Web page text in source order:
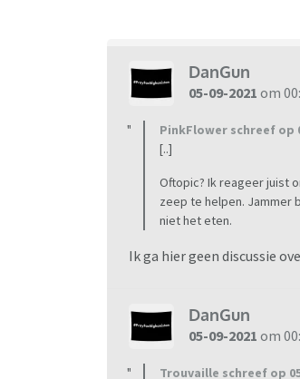
DanGun
05-09-2021 om
PinkFlower schreef op
[..]
Oftopic? Ik reageer juist
zeep te helpen. Jammer
niet het eten.
Ik ga hier geen discussie
DanGun
05-09-2021 om
Trouvaille schreef op